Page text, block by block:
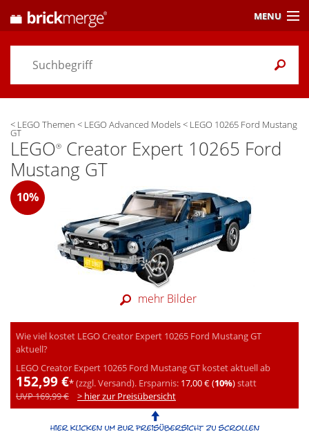
< LEGO Themen < LEGO Advanced Models< LEGO 10265 Ford Mustang
GT
LEGO® Creator Expert 10265 Ford
Mustang GT
10%
mehr Bilder
Wie viel kostet LEGO Creator Expert 10265 Ford Mustang GT
aktuell?
LEGO Creator Expert 10265 Ford Mustang GT kostet aktuell ab
152,99 €*(zzgl. Versand). Ersparnis: 17,00 € (10%)statt
UVP 169,99 €
> hier zur Preisübersicht
MENU
Preisvergleich
Themen/ Händler
Alarme& Wunschlisten
Einstellungen